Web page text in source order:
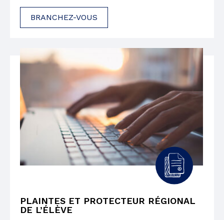
BRANCHEZ-VOUS
PLAINTES ET PROTECTEUR RÉGIONAL
DE L’ÉLÈVE